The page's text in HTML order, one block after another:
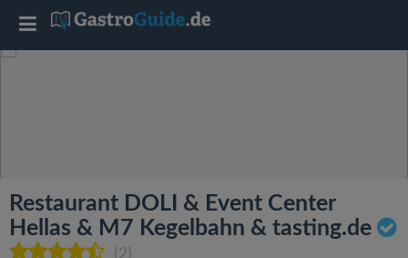
Restaurant DOLI & Event Center
Hellas & M7 Kegelbahn & tasting.de
(2)
T